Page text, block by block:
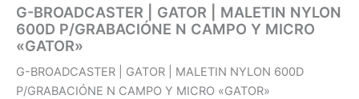
G-BROADCASTER | GATOR | MALETIN NYLON
600D P/GRABACIÓNE N CAMPO Y MICRO
«GATOR»
G-BROADCASTER | GATOR | MALETIN NYLON 600D
P/GRABACIÓNE N CAMPO Y MICRO «GATOR»